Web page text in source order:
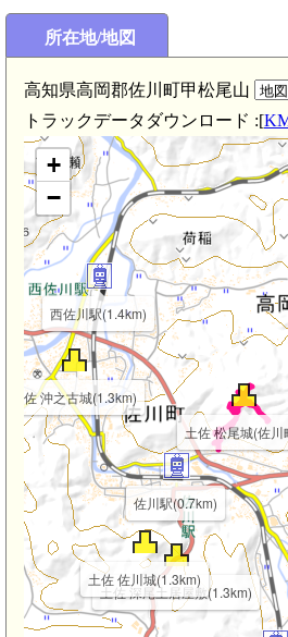
所在地/地図
高知県高岡郡佐川町甲松尾山
トラックデータダウンロード :[
佐川駅(0.7km)
西佐川駅(1.4km)
土佐 松尾城(佐川
土佐 沖之古城(1.3km)
土佐 深尾土居屋敷(1.3km)
土佐 佐川城(1.3km)
土佐 八幡城(3.0km)
+
−